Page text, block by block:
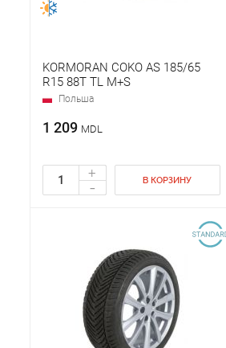
KORMORAN COKO AS 185/65
R15 88T TL M+S
Польша
1 209 MDL
+
- В КОРЗИНУ